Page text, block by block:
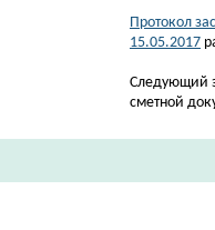
Протокол
15.05.2017
Следующий
сметной